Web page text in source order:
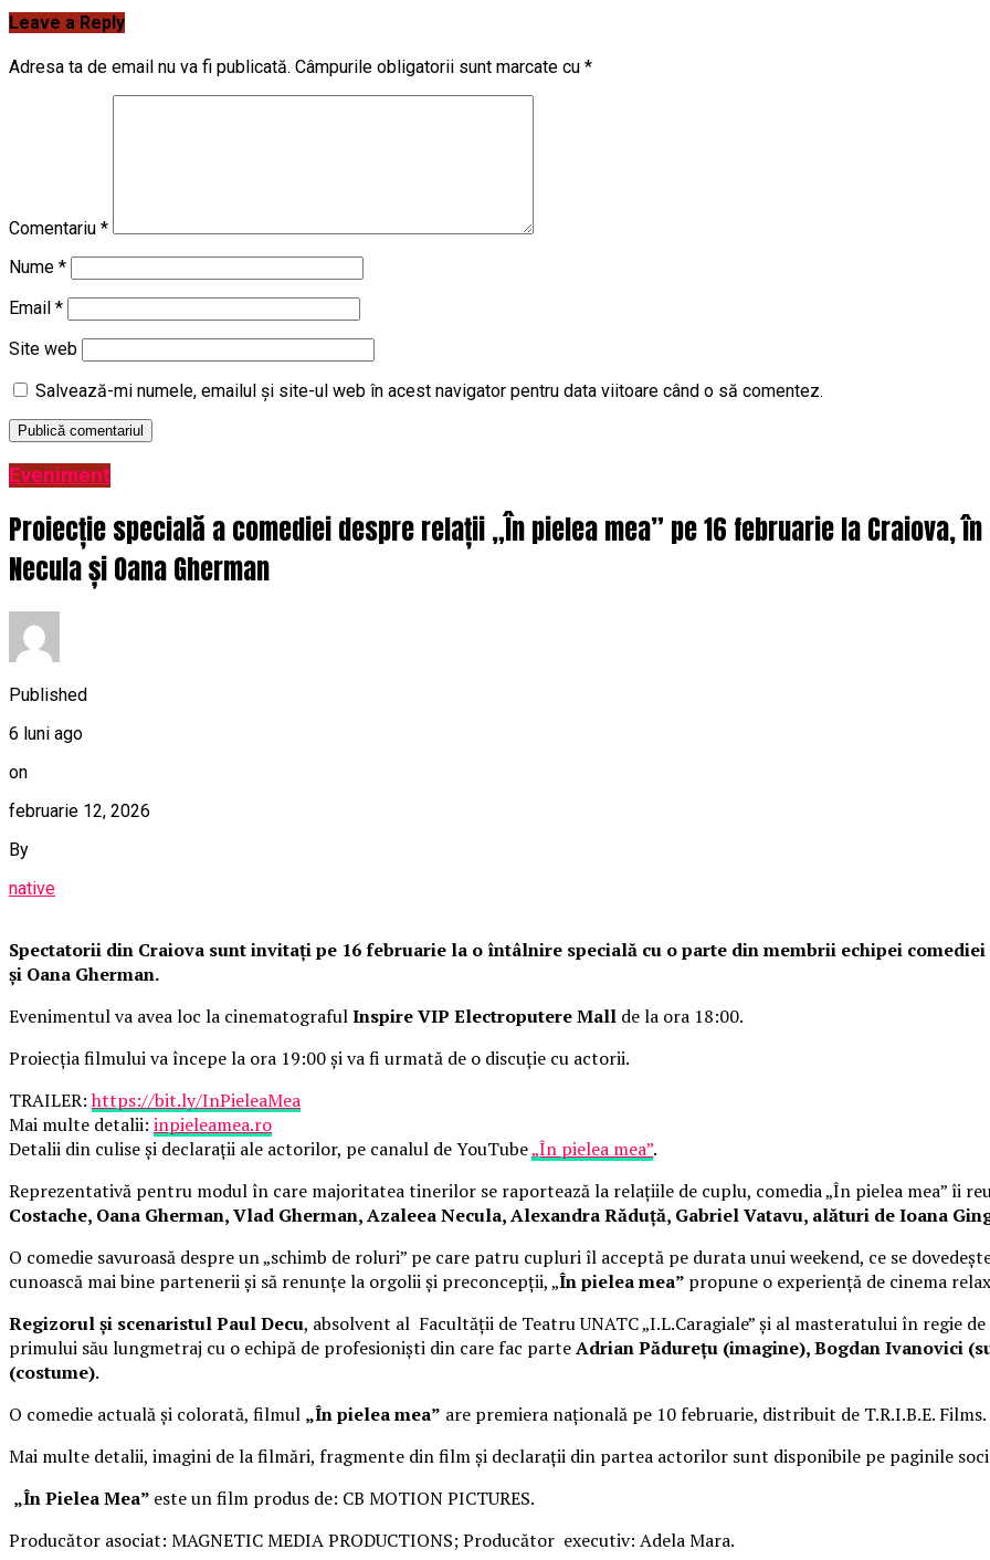
Leave a Reply
Adresa ta de email nu va fi publicată. Câmpurile obligatorii sunt marcate cu *
Comentariu *
Nume *
Email *
Site web
Salvează-mi numele, emailul și site-ul web în acest navigator pentru data viitoare când o să comentez.
Eveniment
Proiecție specială a comediei despre relații „În pielea mea” pe 16 februarie la Craiova,
Necula și Oana Gherman
Published
6 luni ago
on
februarie 12, 2026
By
native
Spectatorii din Craiova sunt invitați pe 16 februarie la o întâlnire specială cu o parte din membrii echipei
și Oana Gherman.
Evenimentul va avea loc la cinematografulInspire VIP Electroputere Mall de la ora 18:00.
Proiecția filmului va începe la ora 19:00 și va fi urmată de o discuție cu actorii.
TRAILER:https://bit.ly/InPieleaMea
Mai multe detalii: inpieleamea.ro
Detalii din culise și declarații ale actorilor, pe canalul de YouTube„În pielea mea”.
Reprezentativă pentru modul în care majoritatea tinerilor se raportează la relațiile de cuplu, comedia „În pielea mea” îi
Costache, Oana Gherman, Vlad Gherman, Azaleea Necula, Alexandra Răduță, Gabriel Vatavu, alături de Ioana
O comedie savuroasă despre un „schimb de roluri” pe care patru cupluri îl acceptă pe durata unui weekend, ce se
cunoască mai bine partenerii și să renunțe la orgolii și preconcepții, „În pielea mea” propune o experiență de cinema
Regizorul și scenaristul Paul Decu, absolvent al Facultății de Teatru UNATC „I.L.Caragiale” și al masteratului în regie
primului său lungmetraj cu o echipă de profesioniști din care fac parteAdrian Pădurețu (imagine), Bogdan Ivanovici
(costume).
O comedie actuală și colorată, filmul „În pielea mea” are premiera națională pe 10 februarie, distribuit de T.R.I.B.E. Films.
Mai multe detalii, imagini de la filmări, fragmente din film și declarații din partea actorilor sunt disponibile pe paginile
„În Pielea Mea” este un film produs de: CB MOTION PICTURES.
Producător asociat: MAGNETIC MEDIA PRODUCTIONS; Producător executiv: Adela Mara.